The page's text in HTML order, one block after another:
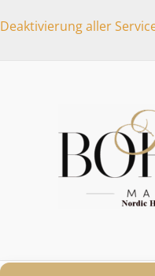
Deaktivierung aller